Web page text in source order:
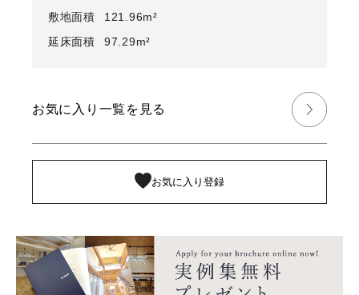
敷地面積
121.96m²
延床面積
97.29m²
お気に入り登録
お気に入り一覧を見る